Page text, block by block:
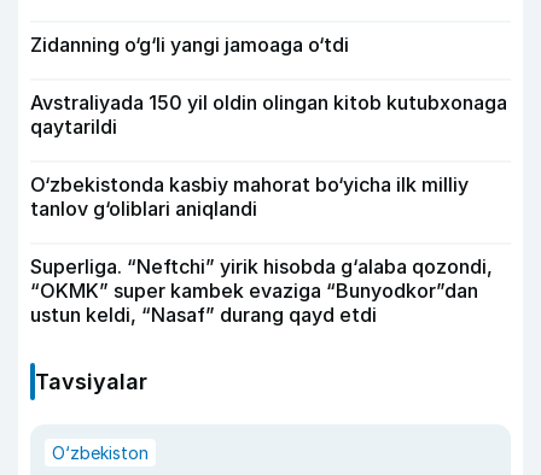
Zidanning o‘g‘li yangi jamoaga o‘tdi
Avstraliyada 150 yil oldin olingan kitob kutubxonaga
qaytarildi
O‘zbekistonda kasbiy mahorat bo‘yicha ilk milliy
tanlov g‘oliblari aniqlandi
Superliga. “Neftchi” yirik hisobda g‘alaba qozondi,
“OKMK” super kambek evaziga “Bunyodkor”dan
ustun keldi, “Nasaf” durang qayd etdi
Tavsiyalar
O‘zbekiston